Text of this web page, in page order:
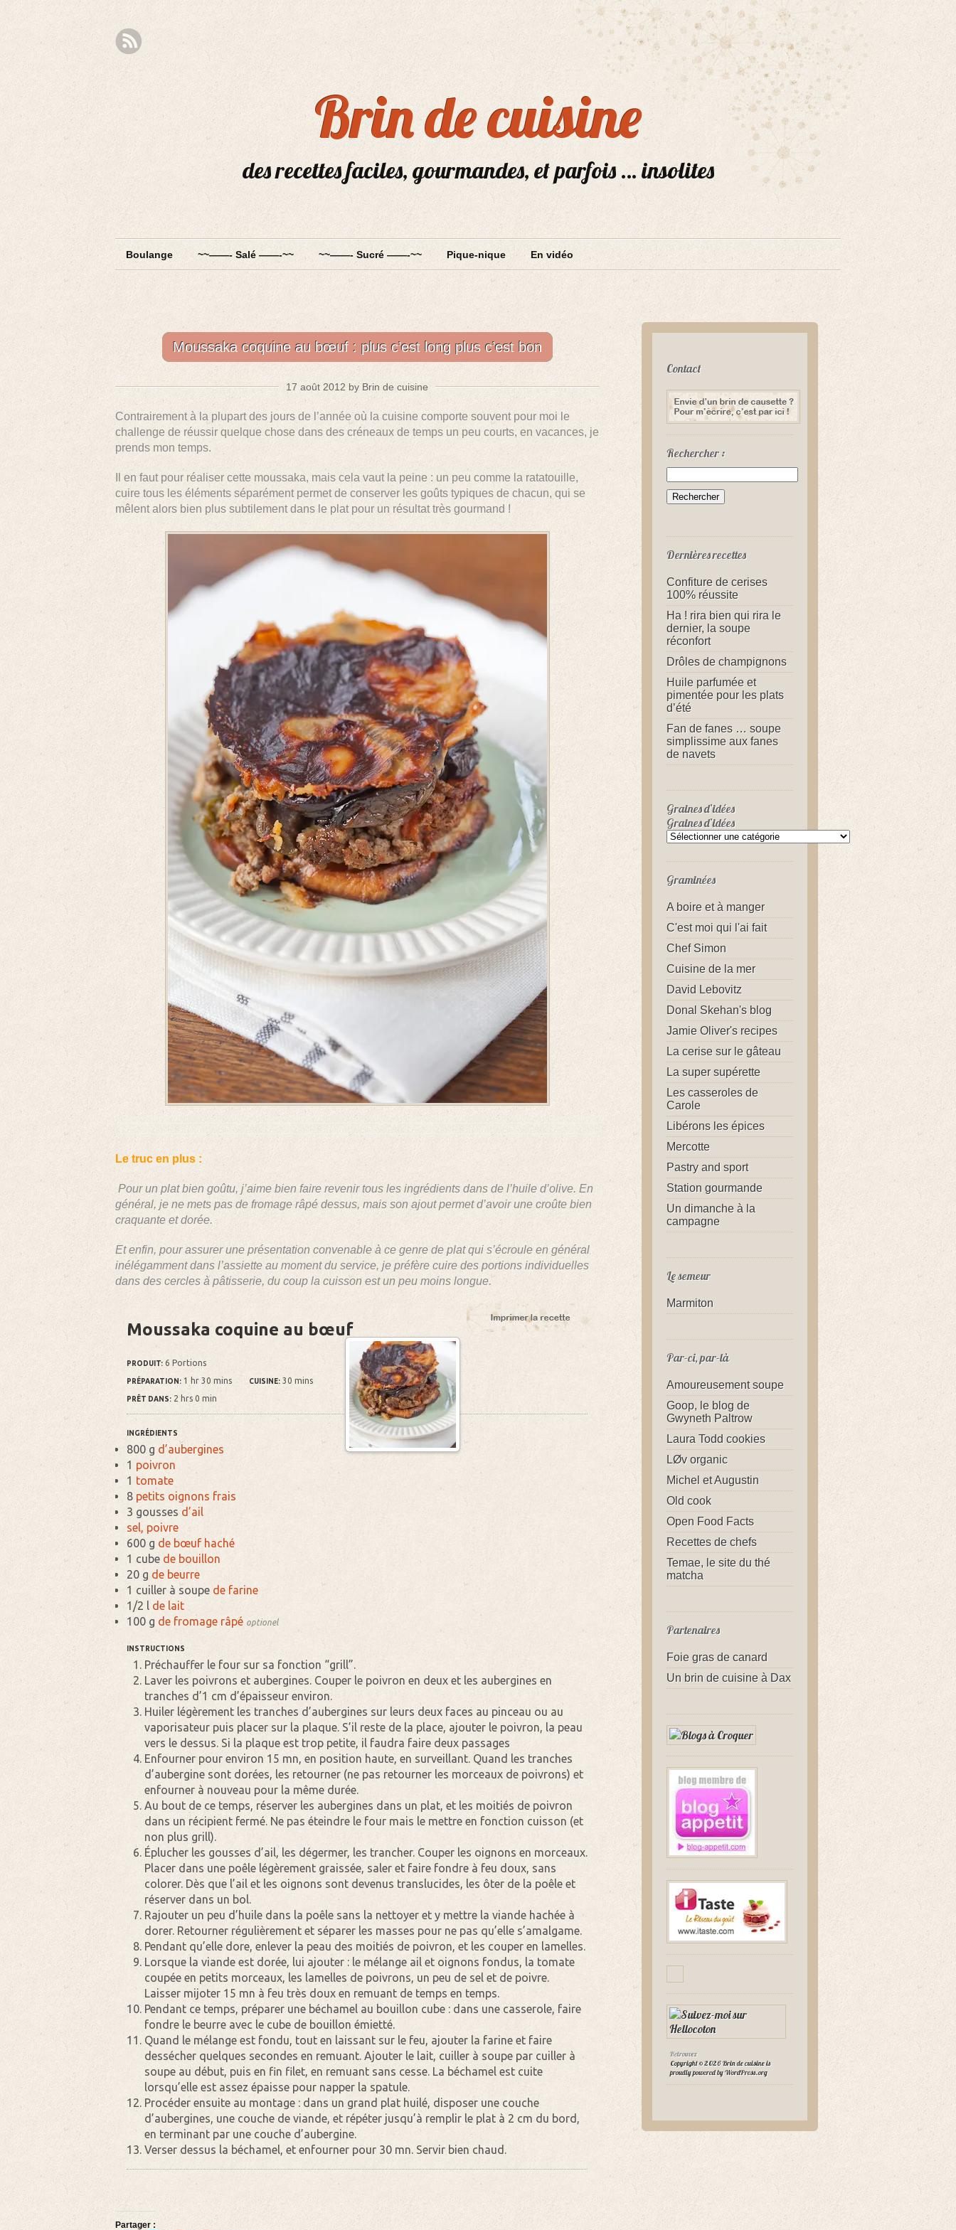
Brin de cuisine
des recettes faciles, gourmandes, et parfois … insolites
Boulange ~~——- Salé ——-~~ ~~——- Sucré ——-~~ Pique-nique En vidéo
Moussaka coquine au bœuf : plus c’est long plus c’est bon
17 août 2012 by Brin de cuisine
Contrairement à la plupart des jours de l’année où la cuisine comporte souvent pour moi le
challenge de réussir quelque chose dans des créneaux de temps un peu courts, en vacances, je
prends mon temps.
Il en faut pour réaliser cette moussaka, mais cela vaut la peine : un peu comme la ratatouille,
cuire tous les éléments séparément permet de conserver les goûts typiques de chacun, qui se
mêlent alors bien plus subtilement dans le plat pour un résultat très gourmand !
Le truc en plus :
Pour un plat bien goûtu, j’aime bien faire revenir tous les ingrédients dans de l’huile d’olive. En
général, je ne mets pas de fromage râpé dessus, mais son ajout permet d’avoir une croûte bien
craquante et dorée.
Et enfin, pour assurer une présentation convenable à ce genre de plat qui s’écroule en général
inélégamment dans l’assiette au moment du service, je préfère cuire des portions individuelles
dans des cercles à pâtisserie, du coup la cuisson est un peu moins longue.
Moussaka coquine au bœuf
PRODUIT: 6 Portions
PRÉPARATION: 1 hr 30 mins CUISINE: 30 mins
PRÊT DANS: 2 hrs 0 min
INGRÉDIENTS
800 g d’aubergines
1 poivron
1 tomate
8 petits oignons frais
3 gousses d’ail
sel, poivre
600 g de bœuf haché
1 cube de bouillon
20 g de beurre
1 cuiller à soupe de farine
1/2 l
de lait
100 g de fromage râpé optionel
INSTRUCTIONS
Préchauffer le four sur sa fonction “grill”.
Laver les poivrons et aubergines. Couper le poivron en deux et les aubergines en
tranches d’1 cm d’épaisseur environ.
Huiler légèrement les tranches d’aubergines sur leurs deux faces au pinceau ou au
vaporisateur puis placer sur la plaque. S’il reste de la place, ajouter le poivron, la peau
vers le dessus. Si la plaque est trop petite, il faudra faire deux passages
Enfourner pour environ 15 mn, en position haute, en surveillant. Quand les tranches
d’aubergine sont dorées, les retourner (ne pas retourner les morceaux de poivrons) et
enfourner à nouveau pour la même durée.
Au bout de ce temps, réserver les aubergines dans un plat, et les moitiés de poivron
dans un récipient fermé. Ne pas éteindre le four mais le mettre en fonction cuisson (et
non plus grill).
Éplucher les gousses d’ail, les dégermer, les trancher. Couper les oignons en morceaux.
Placer dans une poêle légèrement graissée, saler et faire fondre à feu doux, sans
colorer. Dès que l’ail et les oignons sont devenus translucides, les ôter de la poêle et
réserver dans un bol.
Rajouter un peu d’huile dans la poêle sans la nettoyer et y mettre la viande hachée à
dorer. Retourner régulièrement et séparer les masses pour ne pas qu’elle s’amalgame.
Pendant qu’elle dore, enlever la peau des moitiés de poivron, et les couper en lamelles.
Lorsque la viande est dorée, lui ajouter : le mélange ail et oignons fondus, la tomate
coupée en petits morceaux, les lamelles de poivrons, un peu de sel et de poivre.
Laisser mijoter 15 mn à feu très doux en remuant de temps en temps.
Pendant ce temps, préparer une béchamel au bouillon cube : dans une casserole, faire
fondre le beurre avec le cube de bouillon émietté.
Quand le mélange est fondu, tout en laissant sur le feu, ajouter la farine et faire
dessécher quelques secondes en remuant. Ajouter le lait, cuiller à soupe par cuiller à
soupe au début, puis en fin filet, en remuant sans cesse. La béchamel est cuite
lorsqu’elle est assez épaisse pour napper la spatule.
Procéder ensuite au montage : dans un grand plat huilé, disposer une couche
d’aubergines, une couche de viande, et répéter jusqu’à remplir le plat à 2 cm du bord,
en terminant par une couche d’aubergine.
Verser dessus la béchamel, et enfourner pour 30 mn. Servir bien chaud.
Partager :
Contact
Rechercher :
Dernières recettes
Confiture de cerises
100% réussite
Ha ! rira bien qui rira le
dernier, la soupe
réconfort
Drôles de champignons
Huile parfumée et
pimentée pour les plats
d’été
Fan de fanes … soupe
simplissime aux fanes
de navets
Graines d’idées
Graines d’idées
Graminées
A boire et à manger
C'est moi qui l'ai fait
Chef Simon
Cuisine de la mer
David Lebovitz
Donal Skehan's blog
Jamie Oliver's recipes
La cerise sur le gâteau
La super supérette
Les casseroles de
Carole
Libérons les épices
Mercotte
Pastry and sport
Station gourmande
Un dimanche à la
campagne
Le semeur
Marmiton
Par-ci, par-là
Amoureusement soupe
Goop, le blog de
Gwyneth Paltrow
Laura Todd cookies
LØv organic
Michel et Augustin
Old cook
Open Food Facts
Recettes de chefs
Temae, le site du thé
matcha
Partenaires
Foie gras de canard
Un brin de cuisine à Dax
Retrouvez
Copyright © 2026 Brin de cuisine is
proudly powered byWordPress.org